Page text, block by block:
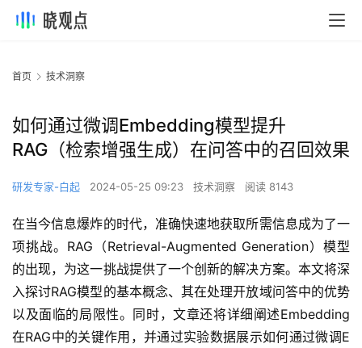
首页 技术洞察
如何通过微调Embedding模型提升
RAG（检索增强生成）在问答中的召回效果
研发专家-白起 2024-05-25 09:23 技术洞察 阅读 8143
在当今信息爆炸的时代，准确快速地获取所需信息成为了一
项挑战。RAG（Retrieval-Augmented Generation）模型
的出现，为这一挑战提供了一个创新的解决方案。本文将深
入探讨RAG模型的基本概念、其在处理开放域问答中的优势
以及面临的局限性。同时，文章还将详细阐述Embedding
在RAG中的关键作用，并通过实验数据展示如何通过微调E